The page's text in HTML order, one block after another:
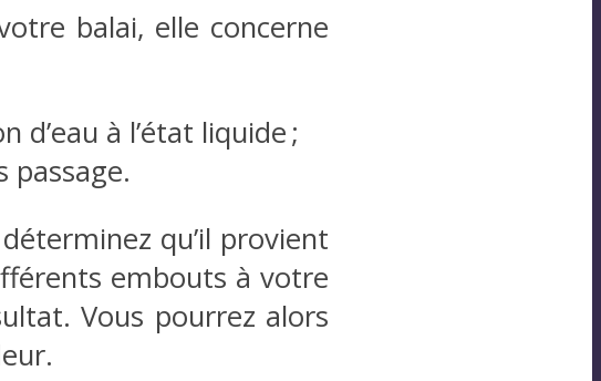
balai, elle concerne
à l’état liquide ;
passage.
qu’il provient
embouts à votre
Vous pourrez alors